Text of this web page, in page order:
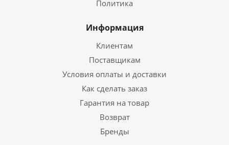
Политика
Информация
Клиентам
Поставщикам
Условия оплаты и доставки
Как сделать заказ
Гарантия на товар
Возврат
Бренды